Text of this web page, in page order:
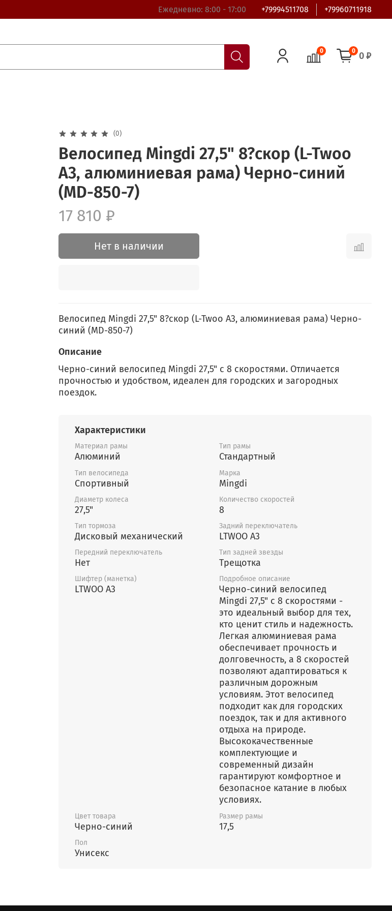
Ежедневно: 8:00 - 17:00 +79994511708 +79960711918
0 0 0 ₽
(0)
Велосипед Mingdi 27,5" 8?скор (L-Twoo
A3, алюминиевая рама) Черно-синий
(MD-850-7)
17 810 ₽
Нет в наличии
Велосипед Mingdi 27,5" 8?скор (L-Twoo A3, алюминиевая рама) Черно-
синий (MD-850-7)
Описание
Черно-синий велосипед Mingdi 27,5" с 8 скоростями. Отличается
прочностью и удобством, идеален для городских и загородных
поездок.
Характеристики
Материал рамы
Алюминий
Тип рамы
Стандартный
Тип велосипеда
Спортивный
Марка
Mingdi
Диаметр колеса
27,5"
Количество скоростей
8
Тип тормоза
Дисковый механический
Задний переключатель
LTWOO A3
Передний переключатель
Нет
Тип задней звезды
Трещотка
Шифтер (манетка)
LTWOO A3
Подробное описание
Черно-синий велосипед
Mingdi 27,5" с 8 скоростями -
это идеальный выбор для тех,
кто ценит стиль и надежность.
Легкая алюминиевая рама
обеспечивает прочность и
долговечность, а 8 скоростей
позволяют адаптироваться к
различным дорожным
условиям. Этот велосипед
подходит как для городских
поездок, так и для активного
отдыха на природе.
Высококачественные
комплектующие и
современный дизайн
гарантируют комфортное и
безопасное катание в любых
условиях.
Цвет товара
Черно-синий
Размер рамы
17,5
Пол
Унисекс